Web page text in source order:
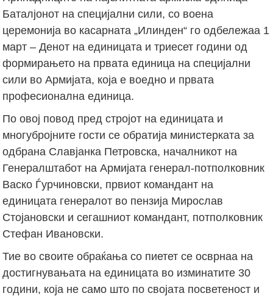
Баталјонот на специјални сили, со воена
церемонија во касарната „Илинден“ го одбележаа 1
март – Денот на единицата и триесет години од
формирањето на првата единица на специјални
сили во Армијата, која е воедно и првата
професионална единица.
По овој повод пред стројот на единицата и
многубројните гости се обратија министерката за
одбрана Славјанка Петровска, началникот на
Генералштабот на Армијата генерал-потполковник
Васко Ѓурчиновски, првиот командант на
единицата генералот во пензија Мирослав
Стојановски и сегашниот командант, потполковник
Стефан Ивановски.
Тие во своите обраќања со пиетет се осврнаа на
достигнувањата на единицата во изминатите 30
години, која не само што по својата посветеност и